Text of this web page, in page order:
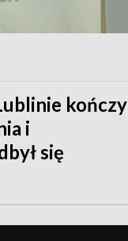
kończy
i
się